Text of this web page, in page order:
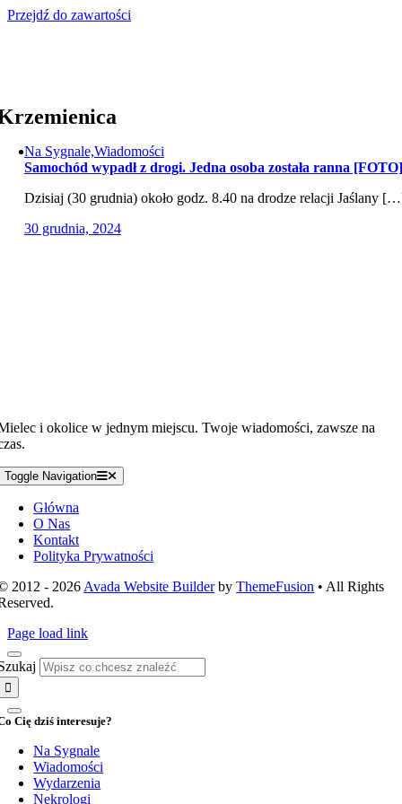
Przejdź do zawartości
Na Sygnale,Wiadomości
Samochód wypadł z drogi. Jedna osoba została ranna [FOTO]
Dzisiaj (30 grudnia) około godz. 8.40 na drodze relacji Jaślany
30 grudnia, 2024
i okolice w jednym miejscu. Twoje wiadomości, zawsze na
Toggle Navigation
Główna
O Nas
Kontakt
Polityka Prywatności
2012 - 2026 Avada Website BuilderbyThemeFusion • All Rights
Page load link
Cię dziś interesuje?
Na Sygnale
Wiadomości
Wydarzenia
Nekrologi